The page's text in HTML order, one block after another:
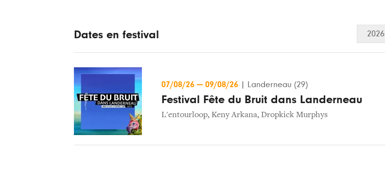
Dates en festival 2026
07/08/26 — 09/08/26 Landerneau (29)
Festival Fête du Bruit dans Landerneau
L'entourloop, Keny Arkana, Dropkick Murphys